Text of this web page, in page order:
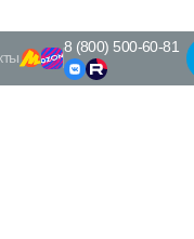
8 (800) 500-60-81